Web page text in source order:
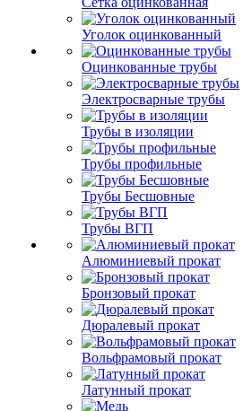
Уголок оцинкованный
Оцинкованные трубы
Электросварные трубы
Трубы в изоляции
Трубы профильные
Трубы Бесшовные
Трубы ВГП
Алюминиевый прокат
Бронзовый прокат
Дюралевый прокат
Вольфрамовый прокат
Латунный прокат